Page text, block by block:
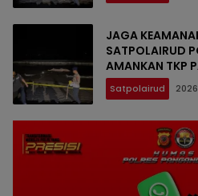
JAGA
SATPOLAIRUD
AMANKAN TKP
Satpolairud